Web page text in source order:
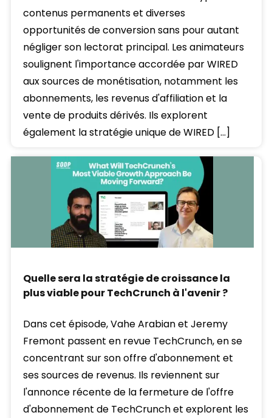
contenus permanents et diverses
opportunités de conversion sans pour autant
négliger son lectorat principal. Les animateurs
soulignent l'importance accordée par WIRED
aux sources de monétisation, notamment les
abonnements, les revenus d'affiliation et la
vente de produits dérivés. Ils explorent
également la stratégie unique de WIRED […]
Quelle sera la stratégie de croissance la
plus viable pour TechCrunch à l'avenir ?
Dans cet épisode, Vahe Arabian et Jeremy
Fremont passent en revue TechCrunch, en se
concentrant sur son offre d'abonnement et
ses sources de revenus. Ils reviennent sur
l'annonce récente de la fermeture de l'offre
d'abonnement de TechCrunch et explorent les